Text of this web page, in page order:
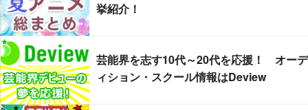
挙紹介！
芸能界を志す10代～20代を応援！ オーデ
ィション・スクール情報はDeview